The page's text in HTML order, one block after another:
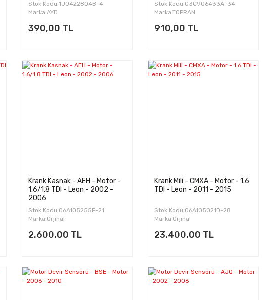
Stok Kodu:1J0422804B-4
Marka:AYD
390,00 TL
Stok Kodu:03C906433A-34
Marka:TOPRAN
910,00 TL
Krank Kasnak - AEH - Motor -
1.6/1.8 TDI - Leon - 2002 -
2006
Stok Kodu:06A105255F-21
Marka:Orjinal
2.600,00 TL
Krank Mili - CMXA - Motor - 1.6
TDI - Leon - 2011 - 2015
Stok Kodu:06A105021D-28
Marka:Orjinal
23.400,00 TL